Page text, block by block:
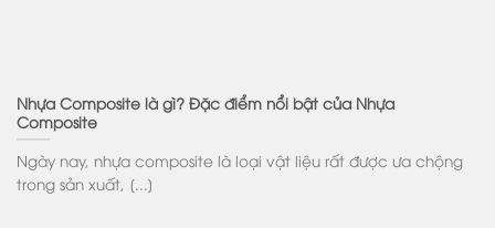
Nhựa Composite là gì? Đặc điểm nổi bật của Nhựa
Composite
Ngày nay, nhựa composite là loại vật liệu rất được ưa chộng
trong sản xuất, [...]